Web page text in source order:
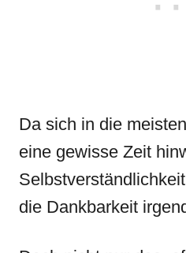
Da sich in die
eine gewisse Zeit
die Dankbarkeit